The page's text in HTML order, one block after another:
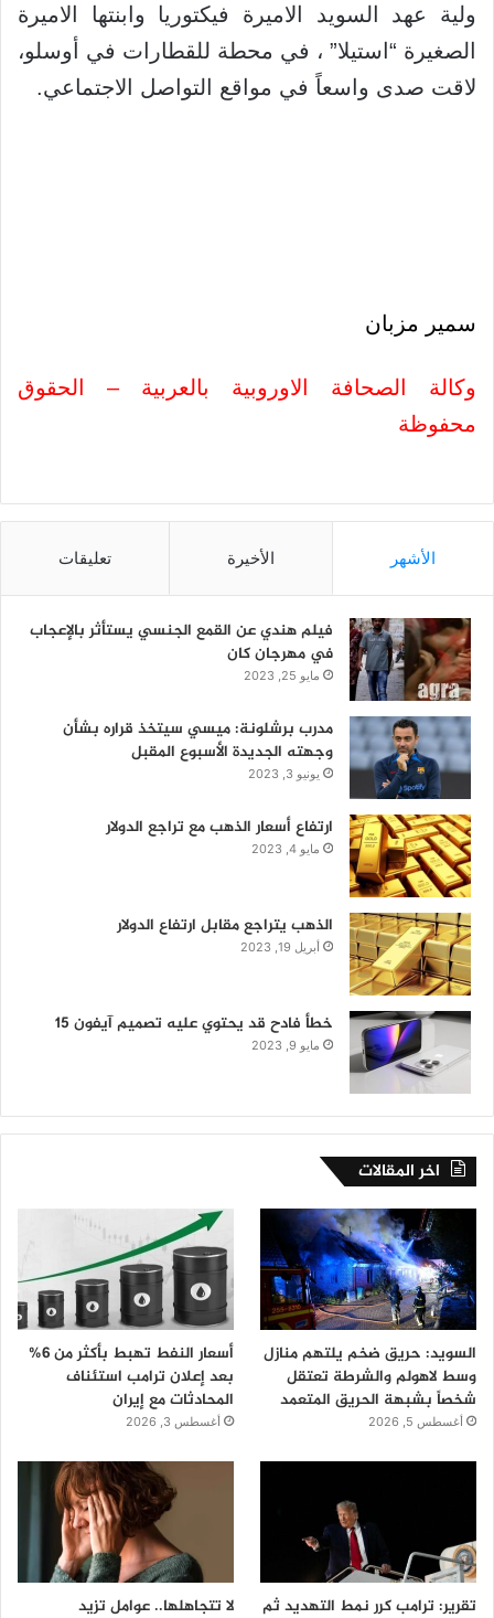
ولية عهد السويد الاميرة فيكتوريا وابنتها الاميرة
الصغيرة “استيلا” ، في محطة للقطارات في أوسلو،
لاقت صدى واسعاً في مواقع التواصل الاجتماعي.
سمير مزبان
وكالة الصحافة الاوروبية بالعربية – الحقوق
محفوظة
الأشهر الأخيرة تعليقات
فيلم هندي عن القمع الجنسي يستأثر بالإعجاب
في مهرجان كان
مايو 25, 2023
مدرب برشلونة: ميسي سيتخذ قراره بشأن
وجهته الجديدة الأسبوع المقبل
يونيو 3, 2023
ارتفاع أسعار الذهب مع تراجع الدولار
مايو 4, 2023
الذهب يتراجع مقابل ارتفاع الدولار
أبريل 19, 2023
خطأ فادح قد يحتوي عليه تصميم آيفون 15
مايو 9, 2023
اخر المقالات
السويد: حريق ضخم يلتهم منازل
وسط لاهولم والشرطة تعتقل
شخصاً بشبهة الحريق المتعمد
أغسطس 5, 2026
أسعار النفط تهبط بأكثر من 6%
بعد إعلان ترامب استئناف
المحادثات مع إيران
أغسطس 3, 2026
تقرير: ترامب كرر نمط التهديد ثم
لا تتجاهلها.. عوامل تزيد